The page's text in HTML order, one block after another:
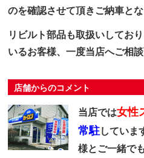
のを確認させて頂きご納車とな
リビルト部品も取扱いしてお
いるお客様、一度当店へご相談
店舗からのコメント
当店では女性
常駐していま
様とご一緒で